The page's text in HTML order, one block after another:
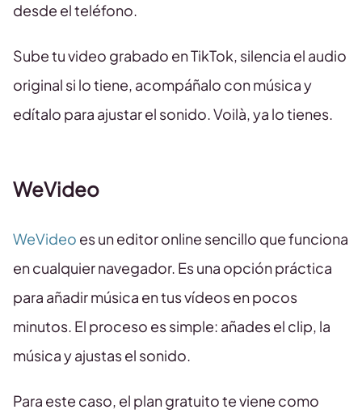
desde el teléfono.
Sube tu video grabado en TikTok, silencia el audio
original si lo tiene, acompáñalo con música y
edítalo para ajustar el sonido. Voilà, ya lo tienes.
WeVideo
WeVideo es un editor online sencillo que funciona
en cualquier navegador. Es una opción práctica
para añadir música en tus vídeos en pocos
minutos. El proceso es simple: añades el clip, la
música y ajustas el sonido.
Para este caso, el plan gratuito te viene como